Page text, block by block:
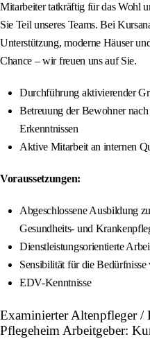
Mitarbeiter tatkräftig für das Wohl
Sie Teil unseres Teams. Bei
Unterstützung, moderne Häuser
Chance – wir freuen uns auf Sie.
Durchführung aktivierender
Betreuung der Bewohner
Erkenntnissen
Aktive Mitarbeit an internen
Voraussetzungen:
Abgeschlossene Ausbildung
Gesundheits- und
Dienstleistungsorientierte
Sensibilität für die Bedürfnisse
EDV-Kenntnisse
Examinierter Altenpfleger /
Pflegeheim Arbeitgeber: